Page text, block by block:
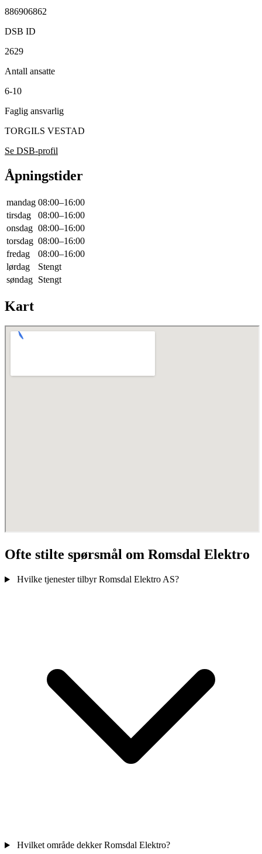
886906862
DSB ID
2629
Antall ansatte
6-10
Faglig ansvarlig
TORGILS VESTAD
Se DSB-profil
Åpningstider
mandag 08:00–16:00
tirsdag
08:00–16:00
onsdag 08:00–16:00
torsdag 08:00–16:00
fredag
08:00–16:00
lørdag
Stengt
søndag Stengt
Kart
Ofte stilte spørsmål om Romsdal Elektro
Hvilke tjenester tilbyr Romsdal Elektro AS?
Hvilket område dekker Romsdal Elektro?